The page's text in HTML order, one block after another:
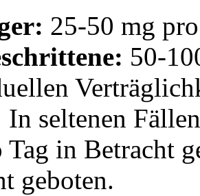
25-50 mg
50-
In seltenen
Tag in Betracht
geboten.